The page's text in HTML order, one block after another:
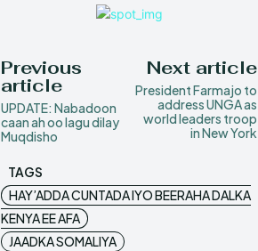
Previous
article
UPDATE: Nabadoon
caan ah oo lagu dilay
Muqdisho
Next article
President Farmajo to
address UNGA as
world leaders troop
in New York
TAGS
HAY’ADDA CUNTADA IYO BEERAHA DALKA
KENYA EE AFA
JAADKA SOMALIYA